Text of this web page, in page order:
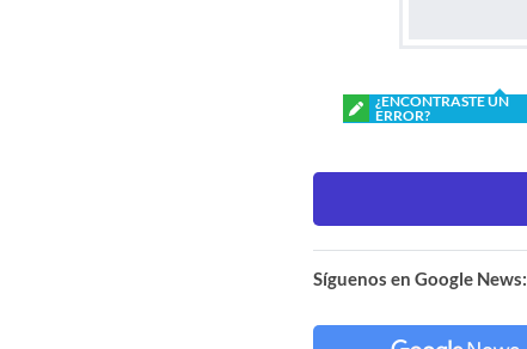
¿ENCONTRASTE UN
ERROR?
Síguenos en Google News: